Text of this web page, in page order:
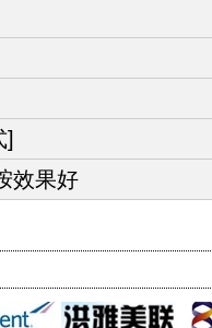
]
效果好